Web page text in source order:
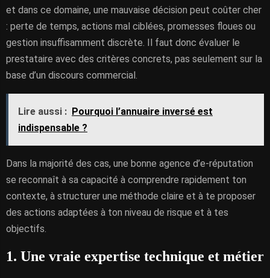
et dans ce domaine, une mauvaise décision peut coûter cher
: perte de temps, actions mal ciblées, promesses floues ou
gestion insuffisamment discrète. Il faut donc évaluer le
prestataire avec des critères concrets, pas seulement sur la
base d’un discours commercial.
Lire aussi : Pourquoi l’annuaire inversé est
indispensable ?
Dans la majorité des cas, une bonne agence d’e-réputation
se reconnaît à sa capacité à comprendre rapidement ton
contexte, à structurer une méthode claire et à te proposer
des actions adaptées à ton niveau de risque et à tes
objectifs.
1. Une vraie expertise technique et métier